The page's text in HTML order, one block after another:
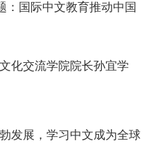
：国际中文教育推动中国
交流学院院长孙宜学
展，学习中文成为全球